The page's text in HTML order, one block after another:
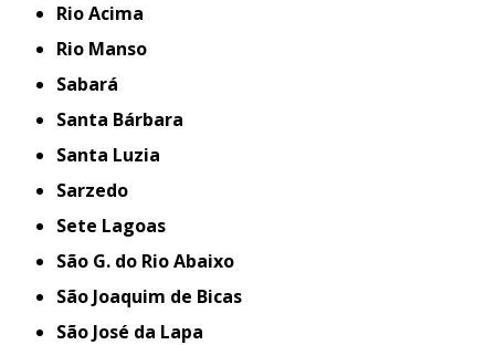
Rio Acima
Rio Manso
Sabará
Santa Bárbara
Santa Luzia
Sarzedo
Sete Lagoas
São G. do Rio Abaixo
São Joaquim de Bicas
São José da Lapa